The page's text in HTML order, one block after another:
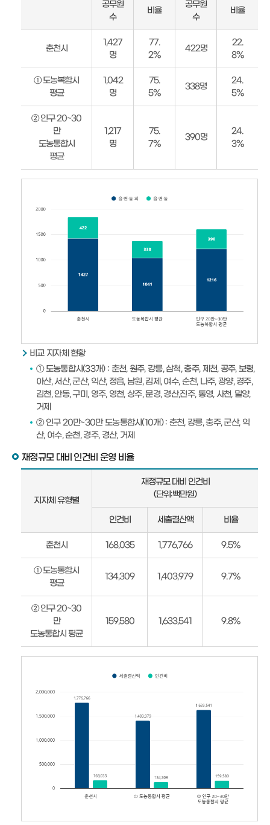
·
·
동)
안
내
공무원
수
비율
공무원
수
비율
춘천시
1,427
명
77.
2%
422명
22.
8%
① 도농복합시
평균
1,042
명
75.
5%
338명
24.
5%
② 인구 20~30
만
도농통합시
평균
1,217
명
75.
7%
390명
24.
3%
비교 지자체 현황
① 도농통합시(33개) : 춘천, 원주, 강릉, 삼척, 충주, 제천, 공주, 보령,
아산, 서산, 군산, 익산, 정읍, 남원, 김제, 여수, 순천, 나주, 광양, 경주,
김천, 안동, 구미, 영주, 영천, 상주, 문경, 경산,진주, 통영, 사천, 밀양,
거제
② 인구 20만~30만 도농통합시(10개) : 춘천, 강릉, 충주, 군산, 익
산, 여수, 순천, 경주, 경산, 거제
재정규모 대비 인건비 운영 비율
규
비
인
건
비
운
영
비
율
안
지자체 유형별
재정규모 대비 인건비
(단위:백만원)
인건비 세출결산액 비율
춘천시 168,035 1,776,766 9.5%
① 도농통합시
평균
134,309 1,403,979 9.7%
② 인구 20~30
만
도농통합시 평균
159,580 1,633,541 9.8%